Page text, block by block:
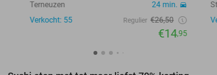
Terneuzen
24 min.
Verkocht: 55
Regulier €26,50
€14,95